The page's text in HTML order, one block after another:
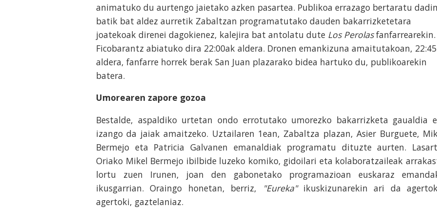
animatuko du aurtengo jaietako azken pasartea. Publikoa errazago bertaratu
batik bat aldez aurretik Zabaltzan programatutako dauden bakarrizketetara
joatekoak direnei dagokienez, kalejira bat antolatu dute Los Perolasfanfarrearekin.
Ficobarantz abiatuko dira 22:00ak aldera. Dronen emankizuna amaitutakoan, 22:45
aldera, fanfarre horrek berak San Juan plazarako bidea hartuko du, publikoarekin
batera.
Umorearen zapore gozoa
Bestalde, aspaldiko urtetan ondo errotutako umorezko bakarrizketa gaualdia
izango da jaiak amaitzeko. Uztailaren 1ean, Zabaltza plazan, Asier Burguete,
Bermejo eta Patricia Galvanen emanaldiak programatu dituzte aurten.
Oriako Mikel Bermejo ibilbide luzeko komiko, gidoilari eta kolaboratzaileak
lortu zuen Irunen, joan den gabonetako programazioan euskaraz
ikusgarrian. Oraingo honetan, berriz,
"Eureka"ikuskizunarekin ari da
agertoki, gaztelaniaz.